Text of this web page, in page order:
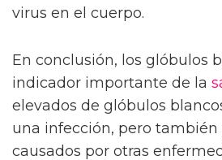
virus en el cuerpo.
En conclusión, los glóbulos
indicador importante de la
elevados de glóbulos
una infección, pero también
causados por otras